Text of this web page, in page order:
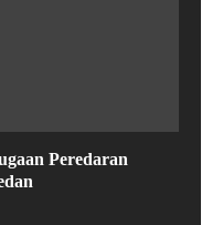
Peredaran